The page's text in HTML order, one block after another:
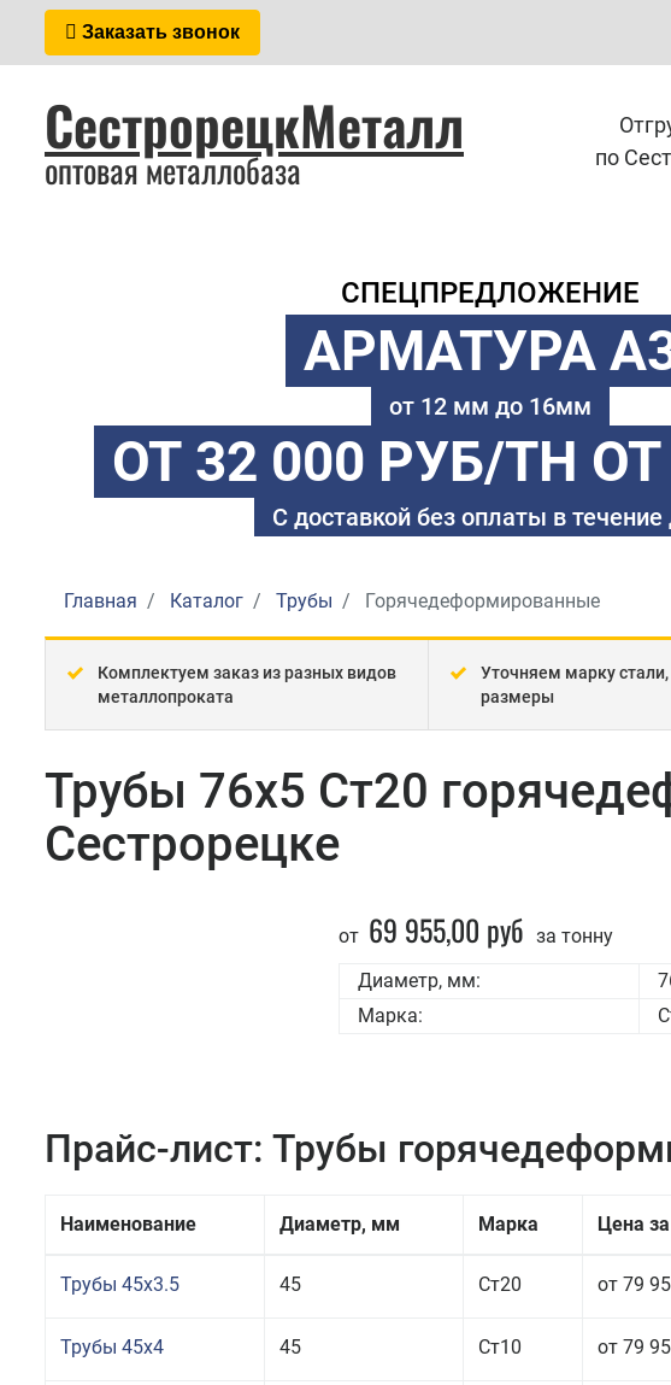
Заказать звонок
СестрорецкМеталл
оптовая металлобаза
по
СПЕЦПРЕДЛОЖЕНИЕ
АРМАТУРА
от 12 мм до 16мм
ОТ 32 000 РУБ/ТН
С доставкой без оплаты в течение
Главная Каталог Трубы Горячедеформированные
Комплектуем заказ из разных видов
металлопроката
Уточняем марку
размеры
Трубы 76x5 Ст20
Сестрорецке
от 69 955,00 руб за тонну
Диаметр, мм:
Марка:
Прайс-лист: Трубы
Наименование Диаметр, мм Марка Цена за
Трубы 45x3.5 45 Ст20 от 79
Трубы 45x4 45 Ст10 от 79